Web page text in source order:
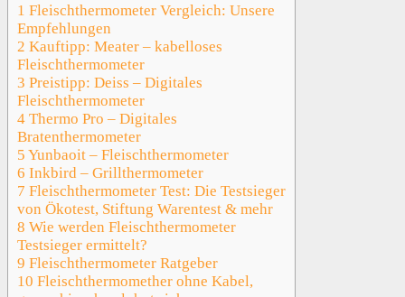
1 Fleischthermometer Vergleich: Unsere
Empfehlungen
2 Kauftipp: Meater – kabelloses
Fleischthermometer
3 Preistipp: Deiss – Digitales
Fleischthermometer
4 Thermo Pro – Digitales
Bratenthermometer
5 Yunbaoit – Fleischthermometer
6 Inkbird – Grillthermometer
7 Fleischthermometer Test: Die Testsieger
von Ökotest, Stiftung Warentest & mehr
8 Wie werden Fleischthermometer
Testsieger ermittelt?
9 Fleischthermometer Ratgeber
10 Fleischthermomether ohne Kabel,